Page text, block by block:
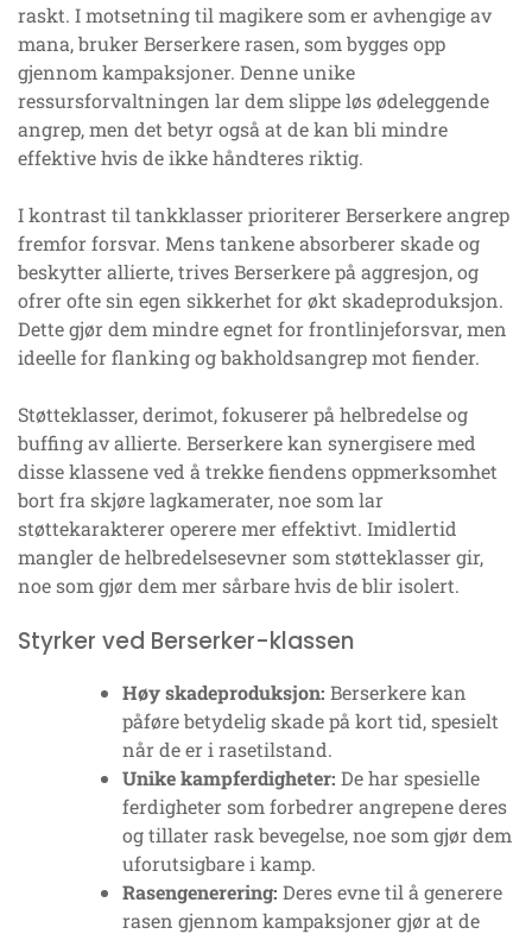
raskt. I motsetning til magikere som er avhengige av
mana, bruker Berserkere rasen, som bygges opp
gjennom kampaksjoner. Denne unike
ressursforvaltningen lar dem slippe løs ødeleggende
angrep, men det betyr også at de kan bli mindre
effektive hvis de ikke håndteres riktig.
I kontrast til tankklasser prioriterer Berserkere angrep
fremfor forsvar. Mens tankene absorberer skade og
beskytter allierte, trives Berserkere på aggresjon, og
ofrer ofte sin egen sikkerhet for økt skadeproduksjon.
Dette gjør dem mindre egnet for frontlinjeforsvar, men
ideelle for flanking og bakholdsangrep mot fiender.
Støtteklasser, derimot, fokuserer på helbredelse og
buffing av allierte. Berserkere kan synergisere med
disse klassene ved å trekke fiendens oppmerksomhet
bort fra skjøre lagkamerater, noe som lar
støttekarakterer operere mer effektivt. Imidlertid
mangler de helbredelsesevner som støtteklasser gir,
noe som gjør dem mer sårbare hvis de blir isolert.
Styrker ved Berserker-klassen
Høy skadeproduksjon: Berserkere kan
påføre betydelig skade på kort tid, spesielt
når de er i rasetilstand.
Unike kampferdigheter: De har spesielle
ferdigheter som forbedrer angrepene deres
og tillater rask bevegelse, noe som gjør dem
uforutsigbare i kamp.
Rasengenerering: Deres evne til å generere
rasen gjennom kampaksjoner gjør at de